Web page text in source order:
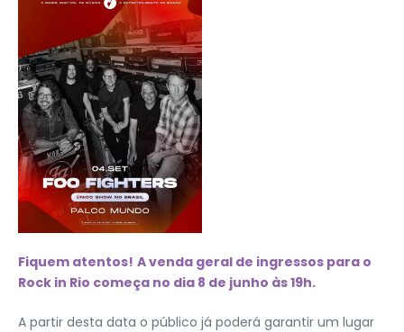
Fiquem atentos! A venda geral de ingressos para o
Rock in Rio começa no dia 8 de junho às 19h.
A partir desta data o público já poderá garantir um lugar